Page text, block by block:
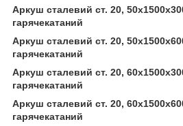
Аркуш сталевий ст. 20,
гарячекатаний
Аркуш сталевий ст. 20,
гарячекатаний
Аркуш сталевий ст. 20,
гарячекатаний
Аркуш сталевий ст. 20,
гарячекатаний